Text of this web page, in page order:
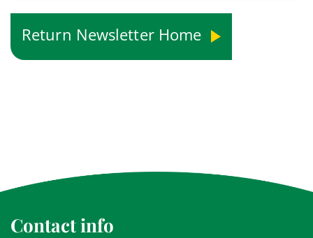
Return Newsletter Home
Contact info